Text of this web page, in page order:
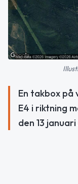
En takbox på
E4 i riktning
den 13